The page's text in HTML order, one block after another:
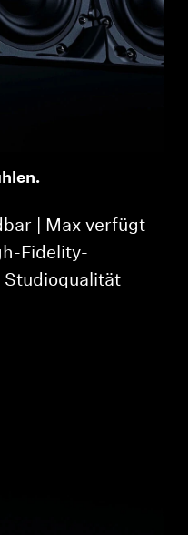
| Max verfügt
Fidelity-
Studioqualität